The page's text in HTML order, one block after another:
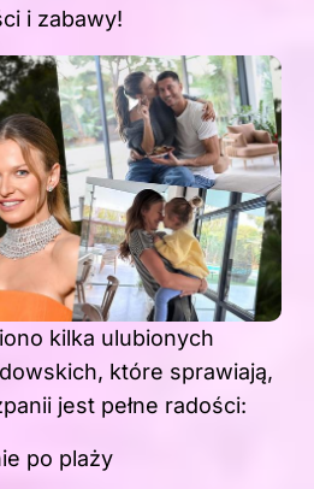
i zabawy!
kilka ulubionych
które sprawiają,
jest pełne radości:
po plaży